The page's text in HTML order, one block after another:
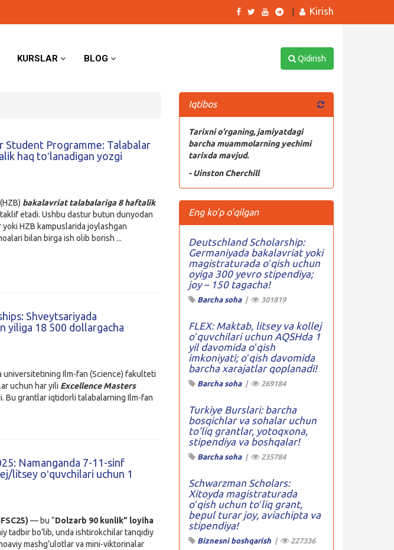
Kirish
KURSLAR BLOG Qidirish
Student Programme: Talabalar
haq toʻlanadigan yozgi
bakalavriat talabalariga 8 haftalik
etadi. Ushbu dastur butun dunyodan
HZB kampuslarida joylashgan
bilan birga ish olib borish ...
Shveytsariyada
yiliga 18 500 dollargacha
universitetining Ilm-fan (Science) fakulteti
uchun har yili Excellence Masters
Bu grantlar iqtidorli talabalarning Ilm-fan
Namanganda 7-11-sinf
litsey oʻquvchilari uchun 1
— bu “Dolzarb 90 kunlik” loyiha
tadbir bo‘lib, unda ishtirokchilar tanqidiy
mashg‘ulotlar va mini-viktorinalar
Iqtibos
Tarixni o‘rganing, jamiyatdagi
barcha muammolarning yechimi
tarixda mavjud.
- Uinston Cherchill
Eng ko'p o'qilgan
Deutschland Scholarship:
Germaniyada bakalavriat yoki
magistraturada oʻqish uchun
oyiga 300 yevro stipendiya;
joy – 150 tagacha!
Barcha soha| 301819
FLEX: Maktab, litsey va kollej
oʻquvchilari uchun AQSHda 1
yil davomida oʻqish
imkoniyati; oʻqish davomida
barcha xarajatlar qoplanadi!
Barcha soha| 269184
Turkiye Burslari: barcha
bosqichlar va sohalar uchun
to’liq grantlar, yotoqxona,
stipendiya va boshqalar!
Barcha soha| 235784
Schwarzman Scholars:
Xitoyda magistraturada
oʻqish uchun toʻliq grant,
bepul turar joy, aviachipta va
stipendiya!
Biznesni boshqarish| 227336